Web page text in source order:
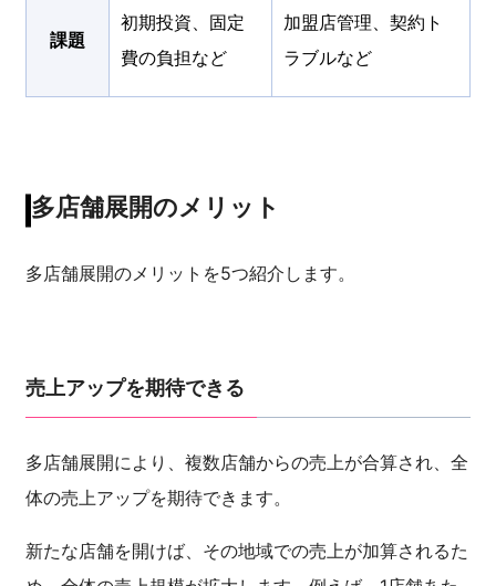
課題
初期投資、固定
費の負担など
加盟店管理、契約ト
ラブルなど
多店舗展開のメリット
多店舗展開のメリットを5つ紹介します。
売上アップを期待できる
多店舗展開により、複数店舗からの売上が合算され、全
体の売上アップを期待できます。
新たな店舗を開けば、その地域での売上が加算されるた